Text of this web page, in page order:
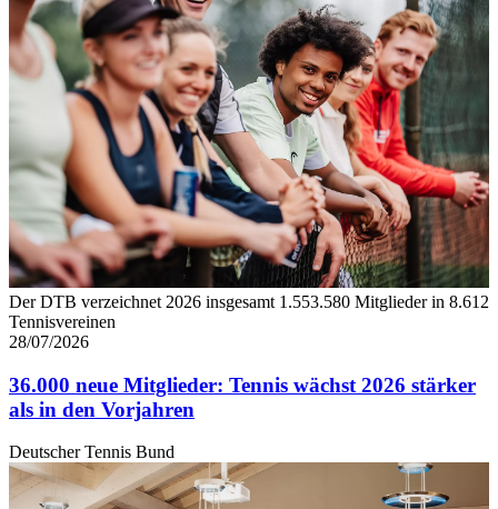
Der DTB verzeichnet 2026 insgesamt 1.553.580 Mitglieder in 8.612
Tennisvereinen
28/07/2026
36.000 neue Mitglieder: Tennis wächst 2026 stärker
als in den Vorjahren
Deutscher Tennis Bund